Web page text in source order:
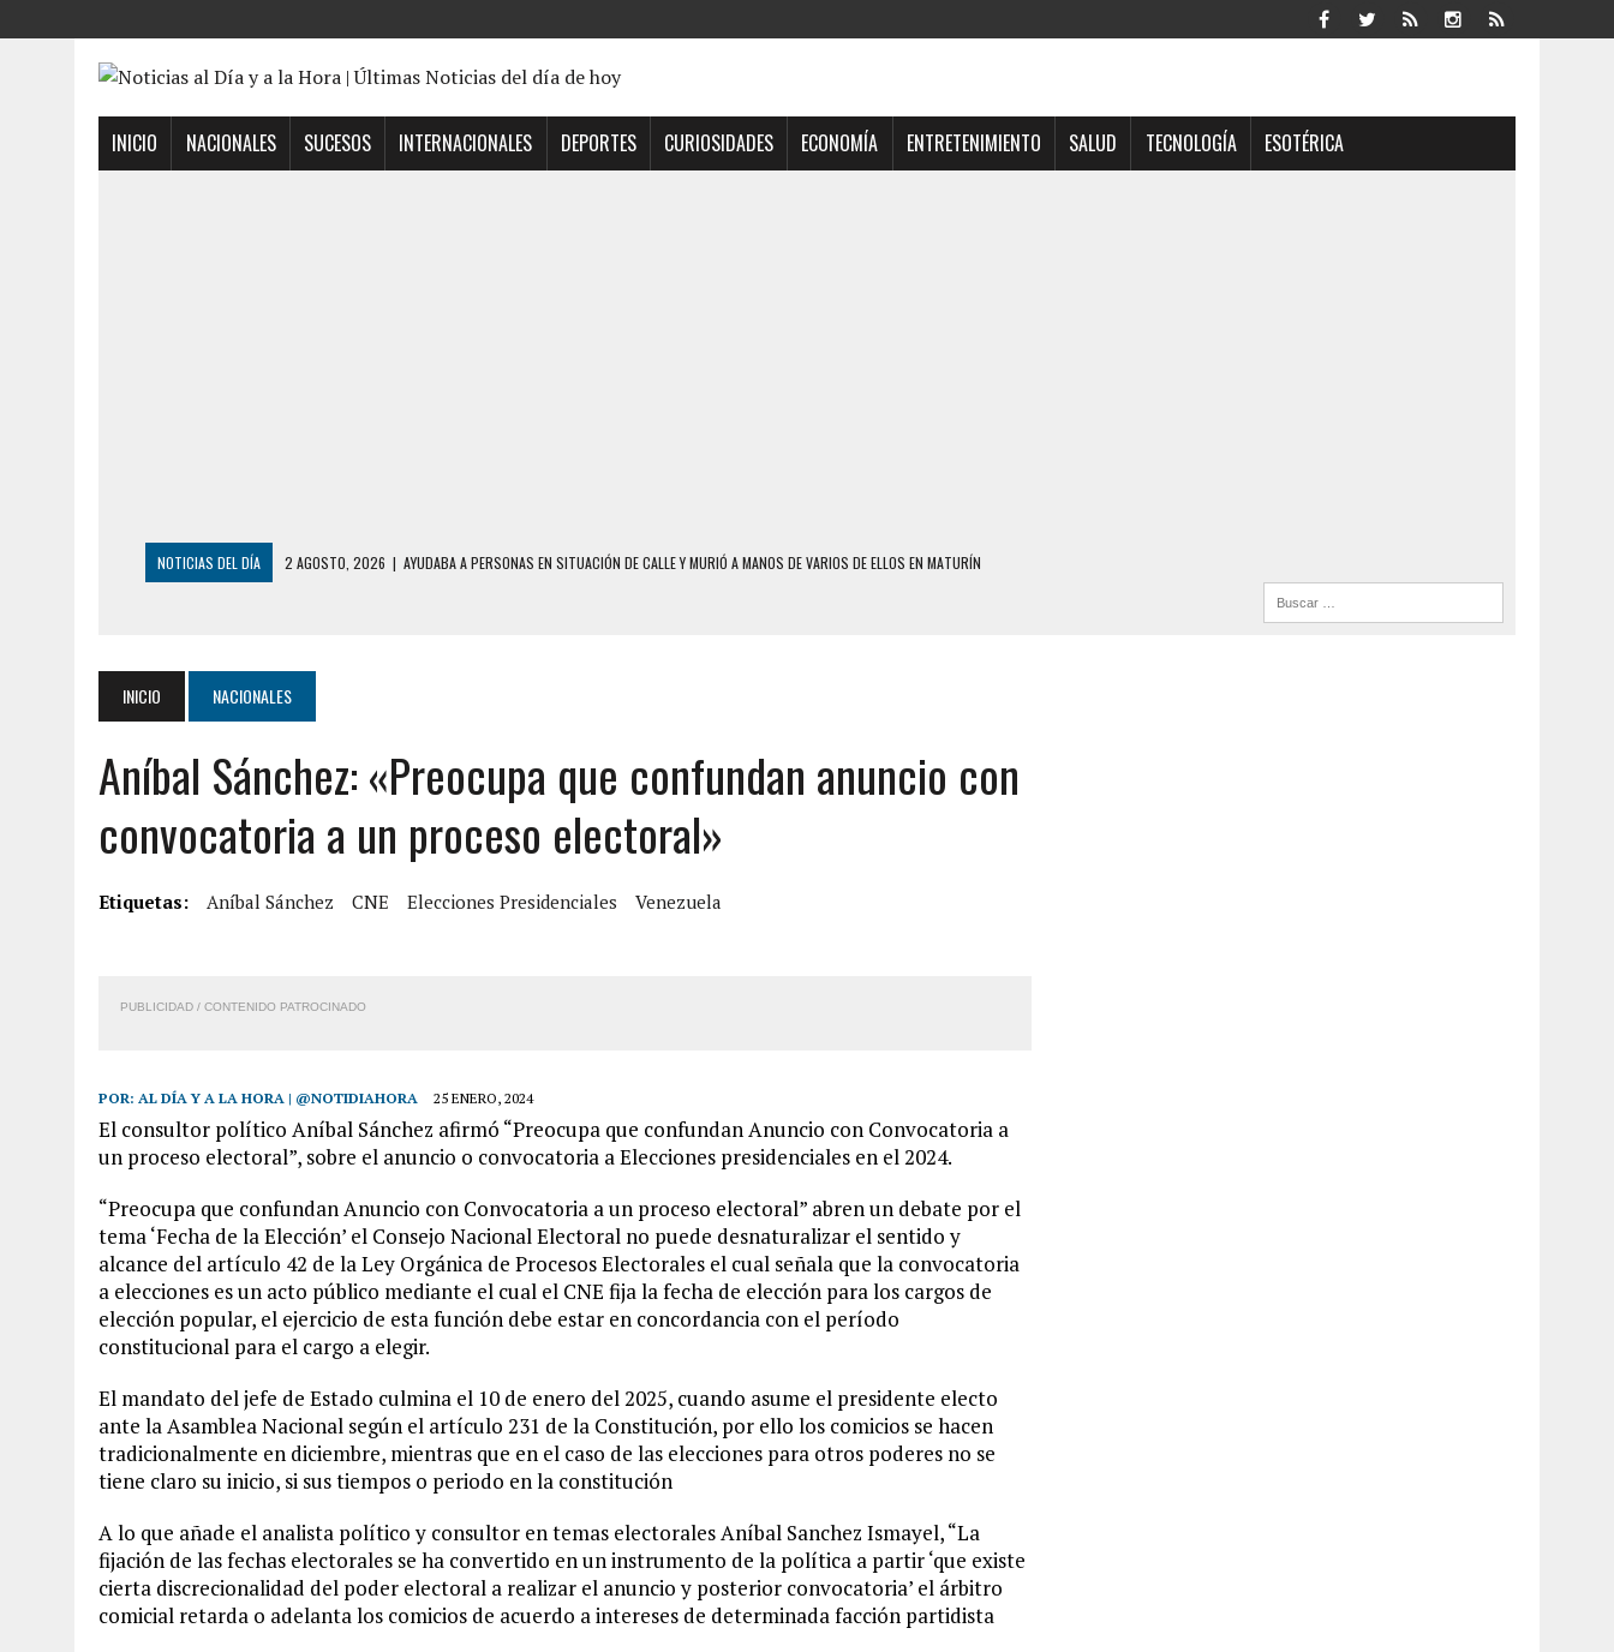
INICIO NACIONALES SUCESOS INTERNACIONALES DEPORTES CURIOSIDADES ECONOMÍA ENTRETENIMIENTO SALUD TECNOLOGÍA ESOTÉRICA
NOTICIAS DEL DÍA 2 AGOSTO, 2026 | AYUDABA A PERSONAS EN SITUACIÓN DE CALLE Y MURIÓ A MANOS DE VARIOS DE ELLOS EN MATURÍN
6 AGOSTO, 2026 | BARINAS: ADOLESCENTE SE QUITÓ LA VIDA TRAS SER ACOSADA Y ABUSADA POR LA PAREJA DE SU ABUELA
6 AGOSTO, 2026
CONMOCIÓN EN COLORADO POR ASESINATO DE UNA ADOLESCENTE VENEZOLANA EN REUNIÓN CON AMIGOS
5 AGOSTO, 2026 | PRESUNTO BROTE PSICÓTICO POR FALTA DE TRATAMIENTO DESENCADENÓ TRAGEDIA FAMILIAR
5 AGOSTO, 2026 |
HORROR EN BARINAS: UN HOMBRE INDUJO AL SUICIDIO A UNA ADOLESCENTE DE 13 AÑOS TRAS ABUSAR DE ELLA
INICIO NACIONALES
Aníbal Sánchez: «Preocupa que confundan anuncio con
convocatoria a un proceso electoral»
Etiquetas: Aníbal Sánchez CNE Elecciones Presidenciales Venezuela
PUBLICIDAD / CONTENIDO PATROCINADO
POR: AL DÍA Y A LA HORA | @NOTIDIAHORA 25 ENERO, 2024
El consultor político Aníbal Sánchez afirmó “Preocupa que confundan Anuncio con Convocatoria a
un proceso electoral”, sobre el anuncio o convocatoria a Elecciones presidenciales en el 2024.
“Preocupa que confundan Anuncio con Convocatoria a un proceso electoral” abren un debate por el
tema ‘Fecha de la Elección’ el Consejo Nacional Electoral no puede desnaturalizar el sentido y
alcance del artículo 42 de la Ley Orgánica de Procesos Electorales el cual señala que la convocatoria
a elecciones es un acto público mediante el cual el CNE fija la fecha de elección para los cargos de
elección popular, el ejercicio de esta función debe estar en concordancia con el período
constitucional para el cargo a elegir.
El mandato del jefe de Estado culmina el 10 de enero del 2025, cuando asume el presidente electo
ante la Asamblea Nacional según el artículo 231 de la Constitución, por ello los comicios se hacen
tradicionalmente en diciembre, mientras que en el caso de las elecciones para otros poderes no se
tiene claro su inicio, si sus tiempos o periodo en la constitución
A lo que añade el analista político y consultor en temas electorales Aníbal Sanchez Ismayel, “La
fijación de las fechas electorales se ha convertido en un instrumento de la política a partir ‘que existe
cierta discrecionalidad del poder electoral a realizar el anuncio y posterior convocatoria’ el árbitro
comicial retarda o adelanta los comicios de acuerdo a intereses de determinada facción partidista